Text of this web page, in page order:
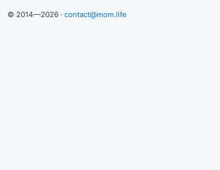
© 2014—2026 · contact@mom.life